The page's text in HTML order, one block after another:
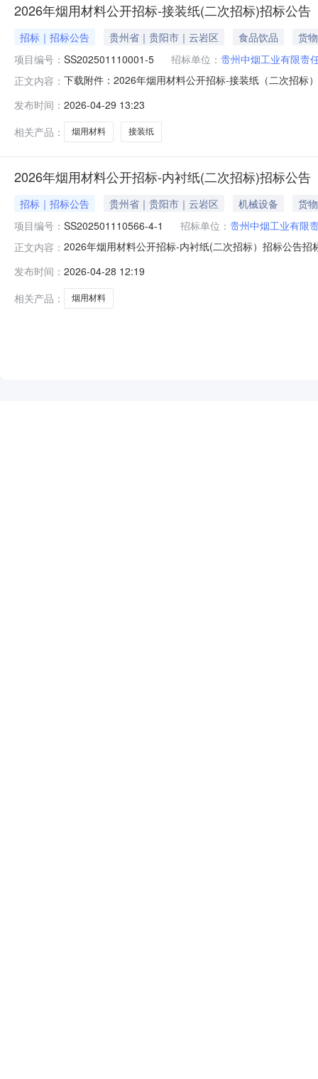
2026年烟用材料公开招标-接装纸(二次招标)招标公告
招标｜招标公告 贵州省｜贵阳市｜云岩区 食品饮品
货物
项目编号： SS202501110001-5 招标单位： 贵州中烟工业有限责
正文内容： 下载附件：2026年烟用材料公开招标-接装纸（二次招标
发布时间： 2026-04-29 13:23
相关产品：
烟用材料 接装纸
2026年烟用材料公开招标-内衬纸(二次招标)招标公告
招标｜招标公告 贵州省｜贵阳市｜云岩区 机械设备
货物
项目编号： SS202501110566-4-1 招标单位： 贵州中烟工业有限
正文内容： 2026年烟用材料公开招标-内衬纸(二次招标）招标公告
段号序号标的物名称材料类别单位交货期121贵烟(魔力)
发布时间： 2026-04-28 12:19
相关产品：
烟用材料